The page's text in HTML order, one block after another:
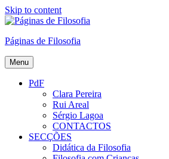
Skip to content
Páginas de Filosofia
Menu
PdF
Clara Pereira
Rui Areal
Sérgio Lagoa
CONTACTOS
SECÇÕES
Didática da Filosofia